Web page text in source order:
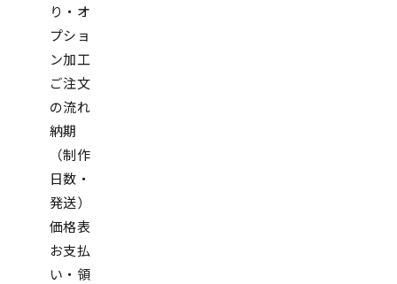
り・オ
プショ
ン加工
ご注文
の流れ
納期
（制作
日数・
発送）
価格表
お支払
い・領